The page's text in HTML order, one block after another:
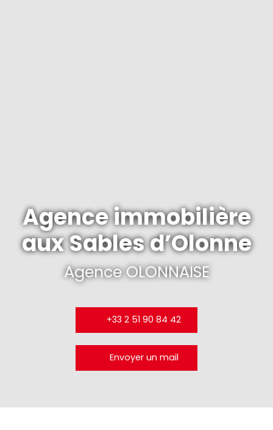
Agence immobilière
aux Sables d’Olonne
Agence OLONNAISE
+33 2 51 90 84 42
Envoyer un mail